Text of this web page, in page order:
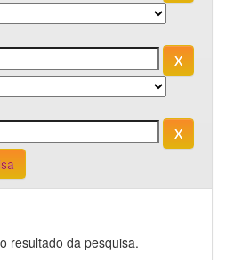
resultado da pesquisa.